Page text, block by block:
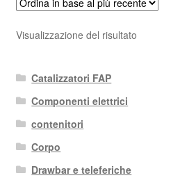
Visualizzazione del risultato
Catalizzatori FAP
Componenti elettrici
contenitori
Corpo
Drawbar e teleferiche